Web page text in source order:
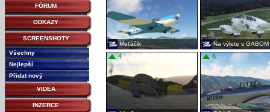
FÓRUM
ODKAZY
SCREENSHOTY
Všechny
Nejlepší
Přidat nový
VIDEA
INZERCE
Meťáčik Na výlete s GABOM
4 6